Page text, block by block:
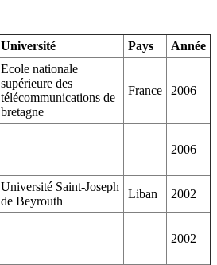
Université Pays Année
Ecole nationale
supérieure des
télécommunications de
bretagne
France 2006
2006
Université Saint-Joseph
de Beyrouth
Liban 2002
2002